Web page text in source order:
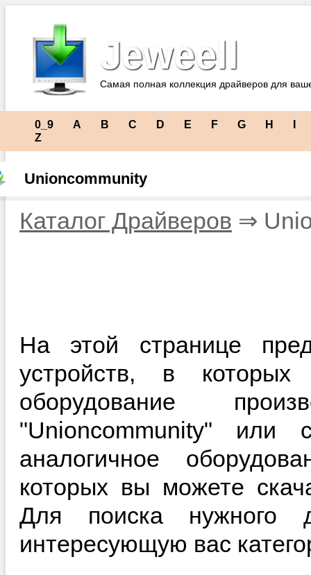
Jeweell
Самая полная коллекция драйверов для
0_9 A B C D E F G H
Z
Unioncommunity
Каталог Драйверов ⇒
На этой странице
устройств, в
оборудование
"Unioncommunity" или
аналогичное
которых вы можете
Для поиска нужного
интересующую вас